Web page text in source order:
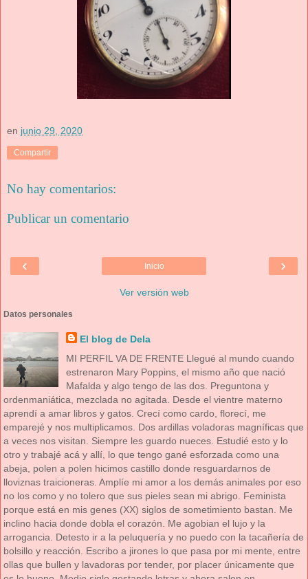
en junio 29, 2020
Compartir
No hay comentarios:
Publicar un comentario
‹ ›
Inicio
Ver versión web
Datos personales
El blog de Dela
MI PERFIL VA DE FRENTE Llegué al mundo cuando
estrenaron Mary Poppins, el mismo año que nació
Mafalda y algo tengo de las dos. Preguntona y
ordenmaniática, mezclada no agitada. Desde el vientre materno
aprendí a amar libros y gatos. Crecí como cardo, florecí, me
emparejé y nos multiplicamos. Dos ardillas voladoras magníficas que
a veces nos visitan. Siempre les guardo nueces. Estudié esto y lo
otro y trabajé acá y allí, lo que tengo gané esforzada como una
abeja, polen a polen hicimos castillo donde resguardarnos de
lloviznas traicioneras. Amplíe mi amor a los demás animales por eso
no los como y no tolero que sus pieles sean mi abrigo. Feminista
porque está en mis genes (XX) siglos de sometimiento bastan. Me
inclino hacia donde dobla el corazón. Me agobian el lujo y la
arrogancia. Detesto ir a la peluquería y no puedo con la tacañería de
bolsillo y reacción. Escribo a jirones lo que pasa por mi mente, entre
ollas que bullen y lavadoras por tender, por placer únicamente que